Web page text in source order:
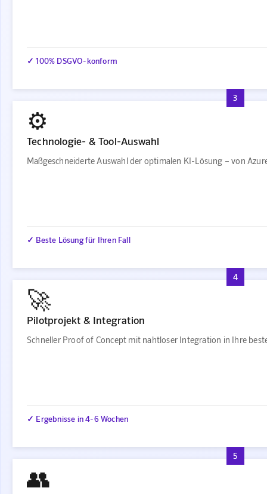
✓ 100% DSGVO-konform
3
⚙️
Technologie- & Tool-Auswahl
Maßgeschneiderte Auswahl der optimalen KI-Lösung – von
✓ Beste Lösung für Ihren Fall
4
🚀
Pilotprojekt & Integration
Schneller Proof of Concept mit nahtloser Integration in Ihre
✓ Ergebnisse in 4-6 Wochen
5
👥